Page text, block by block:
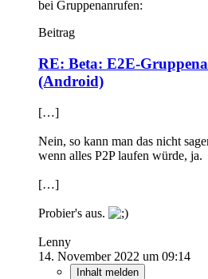
bei Gruppenanrufen:
Beitrag
RE: Beta: E2E-
(Android)
[…]
Nein, so kann man das nicht
wenn alles P2P laufen würde, ja.
[…]
Probier's aus.
Lenny
14. November 2022 um 09:14
Inhalt melden